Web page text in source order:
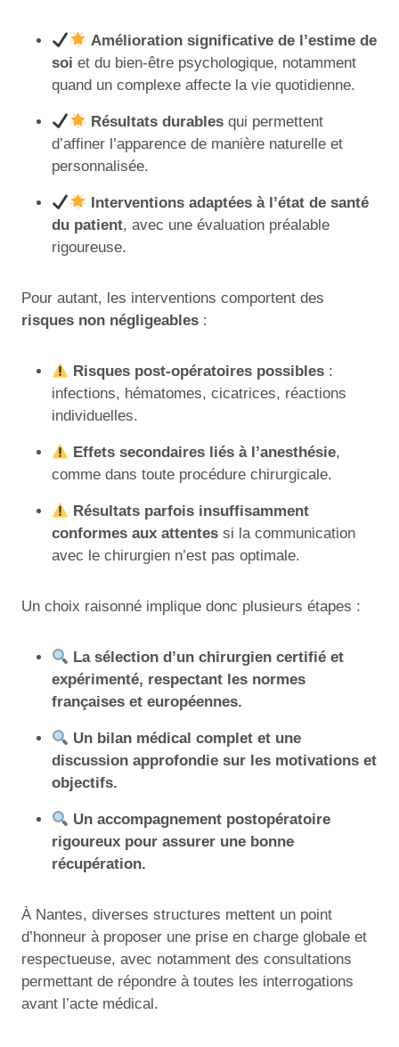
Amélioration significative de l’estime de
soi et du bien-être psychologique, notamment
quand un complexe affecte la vie quotidienne.
Résultats durablesqui permettent
d’affiner l’apparence de manière naturelle et
personnalisée.
Interventions adaptées à l’état de santé
du patient, avec une évaluation préalable
rigoureuse.
Pour autant, les interventions comportent des
risques non négligeables :
Risques post-opératoires possibles :
infections, hématomes, cicatrices, réactions
individuelles.
Effets secondaires liés à l’anesthésie,
comme dans toute procédure chirurgicale.
Résultats parfois insuffisamment
conformes aux attentes si la communication
avec le chirurgien n’est pas optimale.
Un choix raisonné implique donc plusieurs étapes :
La sélection d’un chirurgien certifié et
expérimenté, respectant les normes
françaises et européennes.
Un bilan médical complet et une
discussion approfondie sur les motivations et
objectifs.
Un accompagnement postopératoire
rigoureux pour assurer une bonne
récupération.
À Nantes, diverses structures mettent un point
d’honneur à proposer une prise en charge globale et
respectueuse, avec notamment des consultations
permettant de répondre à toutes les interrogations
avant l’acte médical.